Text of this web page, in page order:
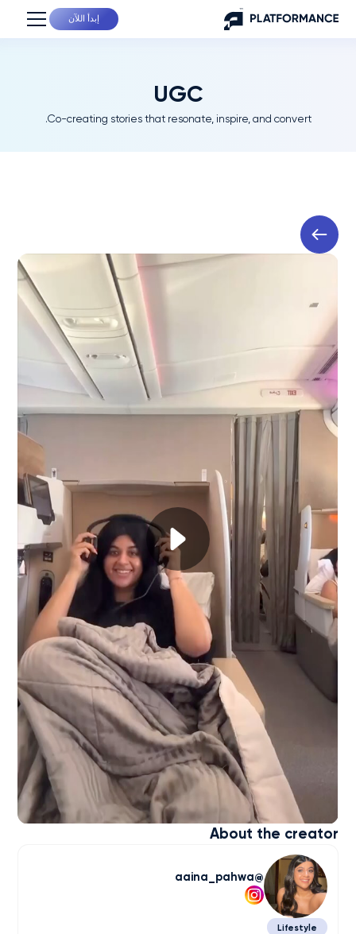
إبدأ اللآن
UGC
Co-creating stories that resonate, inspire, and convert.
About the creator
aaina_pahwa
Lifestyle